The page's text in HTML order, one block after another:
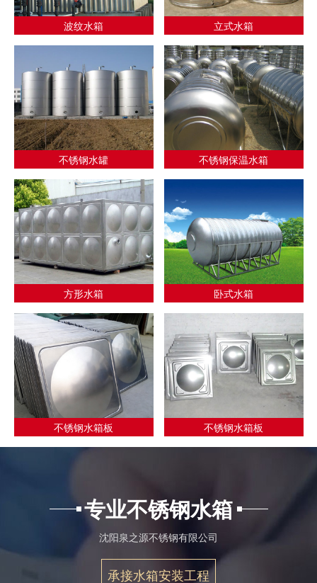
波纹水箱 立式水箱
不锈钢水罐 不锈钢保温水箱
方形水箱 卧式水箱
不锈钢水箱板 不锈钢水箱板
专业不锈钢水箱
沈阳泉之源不锈钢有限公司
承接水箱安装工程